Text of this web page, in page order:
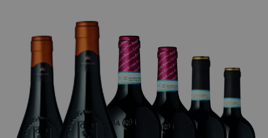
Bildergalerie überspringen